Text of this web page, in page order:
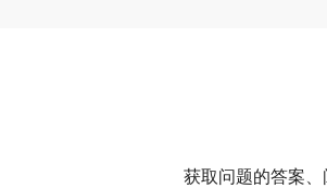
获取问题的答案、